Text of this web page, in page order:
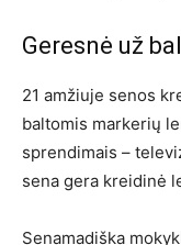
Geresnė už
21 amžiuje senos
baltomis markerių
sprendimais –
sena gera kreidinė
Senamadiška